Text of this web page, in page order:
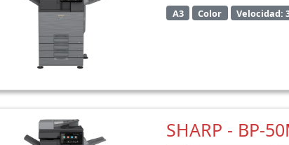
A3 Color Velocidad:
SHARP - BP-